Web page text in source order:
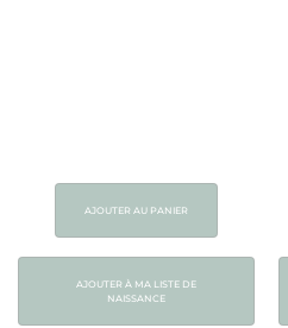
AJOUTER AU PANIER
AJOUTER À MA LISTE DE
NAISSANCE